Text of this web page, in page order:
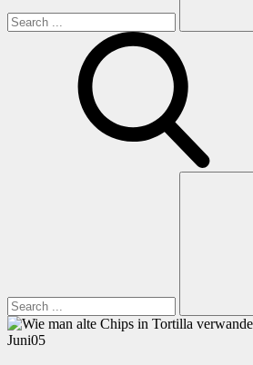
Juni05